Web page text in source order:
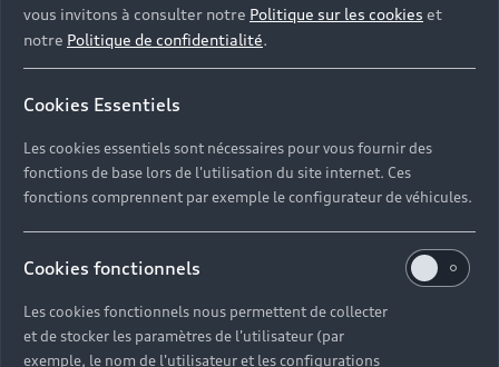
Audi e-tron
vous invitons à consulter notre Politique sur les cookies et
notre Politique de confidentialité.
Cookies Essentiels
Les cookies essentiels sont nécessaires pour vous fournir des
fonctions de base lors de l'utilisation du site internet. Ces
fonctions comprennent par exemple le configurateur de véhicules.
Cookies fonctionnels
Les cookies fonctionnels nous permettent de collecter
et de stocker les paramètres de l'utilisateur (par
exemple, le nom de l'utilisateur et les configurations